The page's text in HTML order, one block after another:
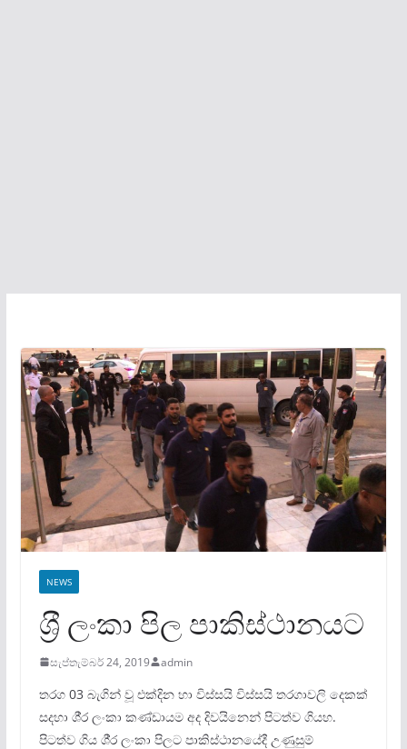
NEWS
ශ‍්‍රී ලංකා පිල පාකිස්ථානයට
සැප්තැම්බර් 24, 2019 admin
තරග 03 බැගින් වූ එක්දින හා විස්සයි විස්සයි තරගාවලි දෙකක්
සදහා ශී‍්‍ර ලංකා කණ්ඩායම අද දිවයිනෙන් පිටත්ව ගියහ.
පිටත්ව ගිය ශී‍්‍ර ලංකා පිලට පාකිස්ථානයේදී උණුසුම්